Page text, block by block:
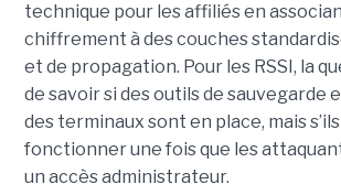
technique pour les affiliés en
chiffrement à des couches
et de propagation. Pour les RSSI, la
de savoir si des outils de sauvegarde
des terminaux sont en place, mais
fonctionner une fois que les
un accès administrateur.